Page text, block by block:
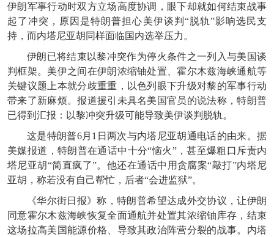
伊朗军事行动时双方立场高度协调，眼下却就如何结束战事
起了冲突，原因是特朗普担心美伊谈判“脱轨”影响选民支
持，而内塔尼亚胡同样面临国内选举压力。
伊朗已将结束以黎冲突作为停火条件之一列入与美国谈
判框架。美伊之间在伊朗浓缩铀处置、霍尔木兹海峡通航等
关键议题上本就分歧重重，以色列眼下升级对黎的军事行动
带来了新麻烦。报道援引未具名美国官员的说法称，特朗普
已得到汇报：以黎冲突升级可能导致美伊谈判脱轨。
这是特朗普6月1日两次与内塔尼亚胡通电话的由来。据
美媒报道，特朗普在通话中十分“恼火”，甚至爆粗口斥责内
塔尼亚胡“简直疯了”。他还在通话中用贪腐案“敲打”内塔尼
亚胡，称若没有自己帮忙，后者“会进监狱”。
《华尔街日报》称，特朗普希望达成外交协议，让伊朗
同意霍尔木兹海峡恢复全面通航并处置其浓缩铀库存，结束
这场拉高美国能源价格、导致其政治阵营分裂的战事。内塔